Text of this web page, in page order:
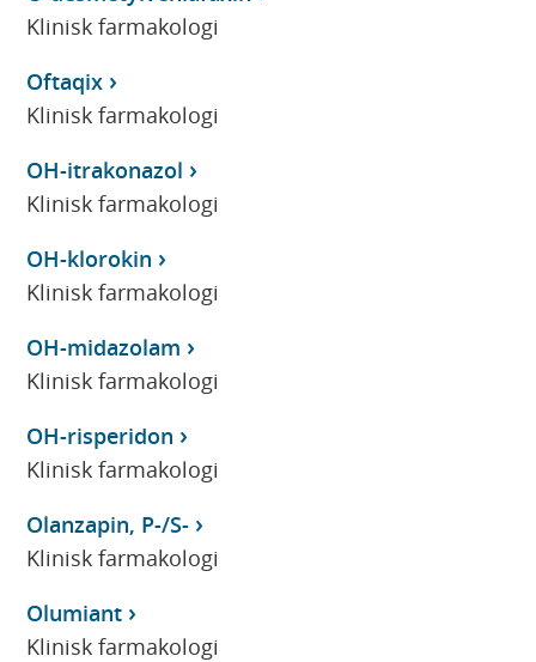
Klinisk farmakologi
Oftaqix
Klinisk farmakologi
OH-itrakonazol
Klinisk farmakologi
OH-klorokin
Klinisk farmakologi
OH-midazolam
Klinisk farmakologi
OH-risperidon
Klinisk farmakologi
Olanzapin, P-/S-
Klinisk farmakologi
Olumiant
Klinisk farmakologi